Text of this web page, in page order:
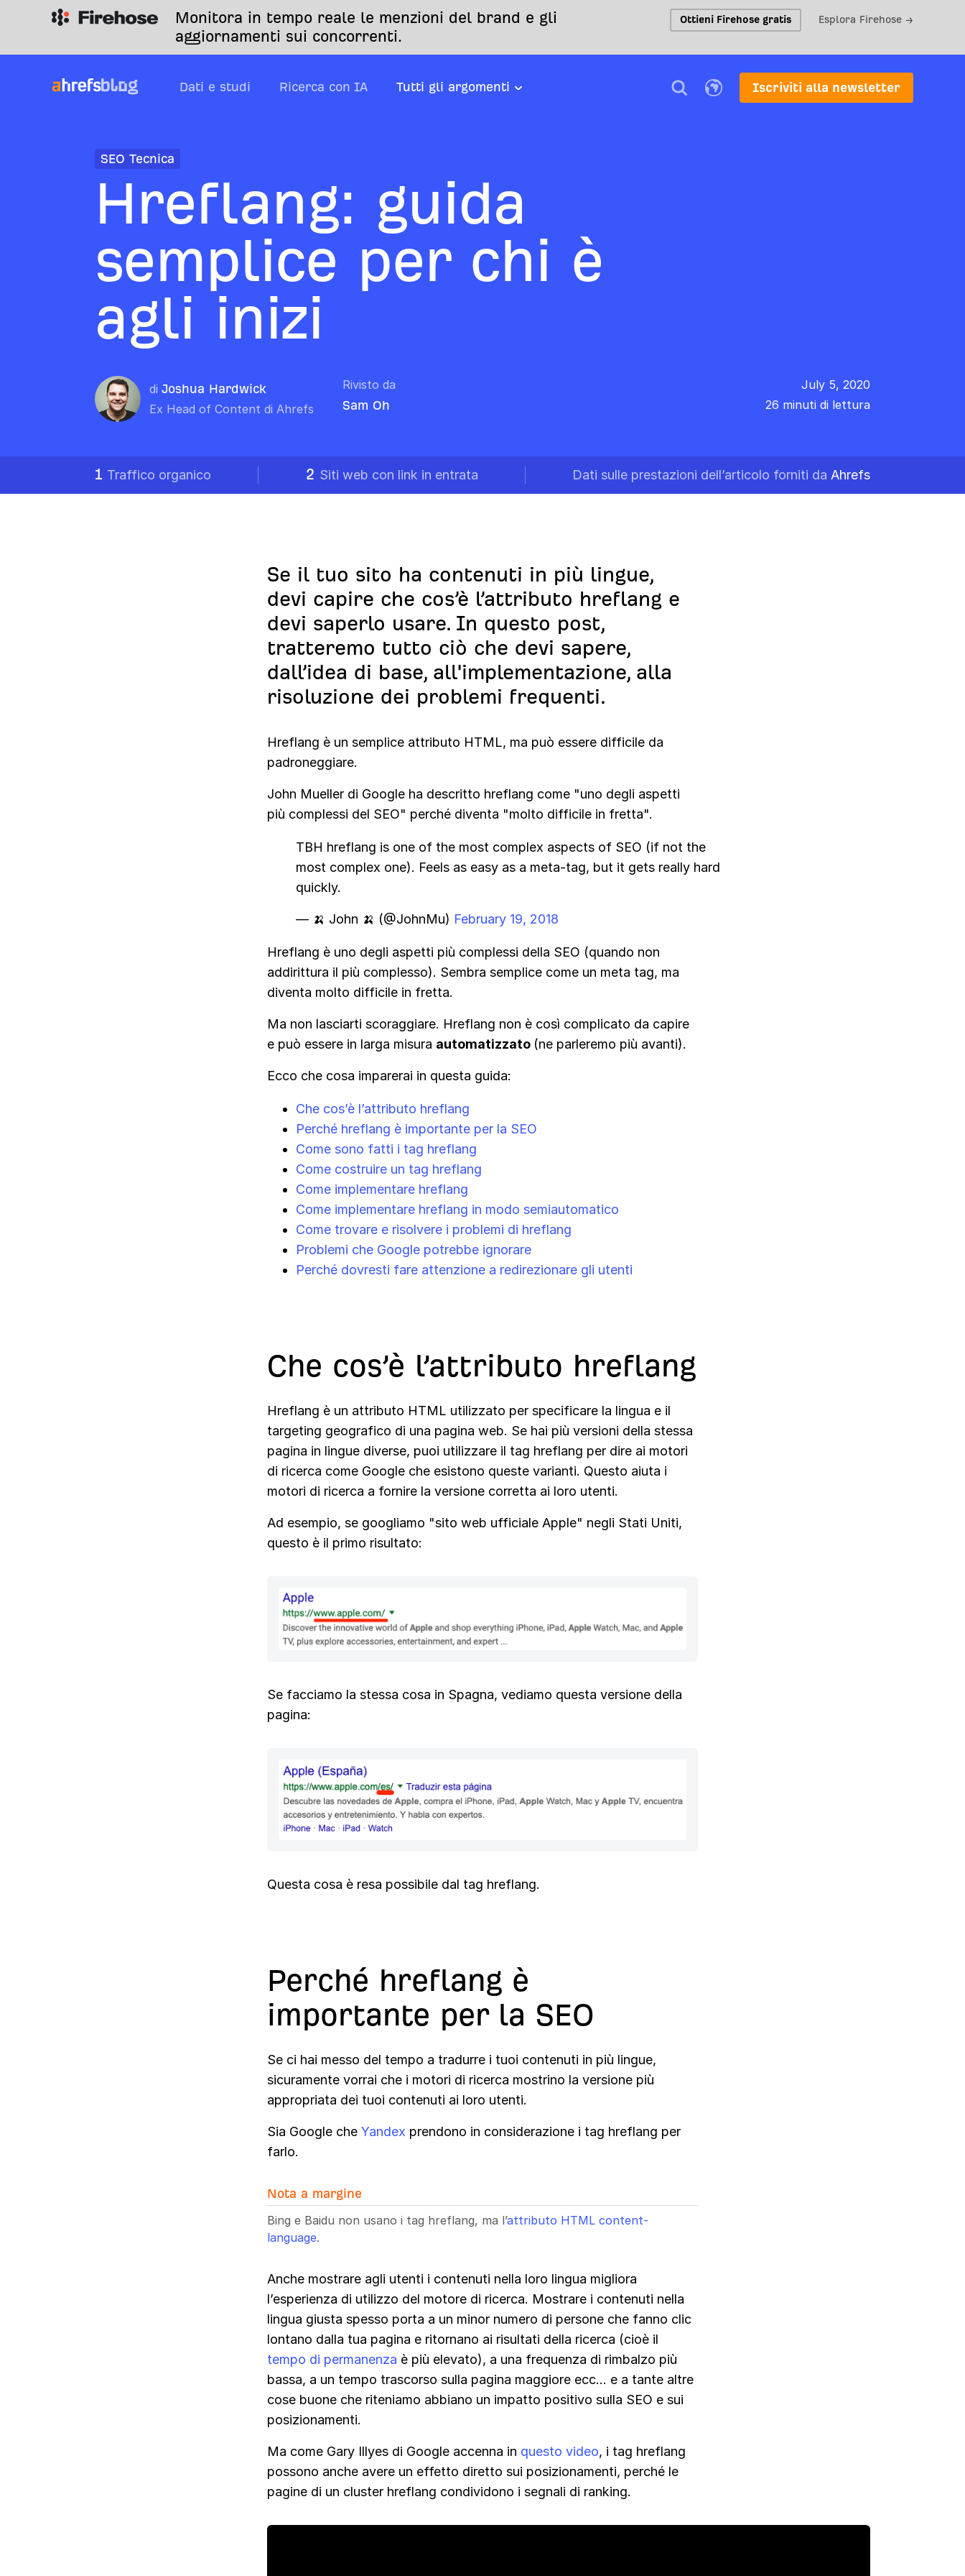
Monitora in tempo reale le menzioni del brand e gli
aggiornamenti sui concorrenti.
Ottieni Firehose gratis Esplora Firehose →
Dati e studi Ricerca con IA Tutti gli argomenti Iscriviti alla newsletter
SEO Tecnica
Hreflang: guida
semplice per chi è
agli inizi
di Joshua Hardwick
Ex Head of Content di Ahrefs
Rivisto da
Sam Oh
July 5, 2020
26 minuti di lettura
1 Traffico organico 2 Siti web con link in entrata Dati sulle prestazioni dell’articolo forniti da Ahrefs
Se il tuo sito ha contenuti in più lingue,
devi capire che cos’è l’attributo hreflang e
devi saperlo usare. In questo post,
tratteremo tutto ciò che devi sapere,
dall’idea di base, all'implementazione, alla
risoluzione dei problemi frequenti.
Hreflang è un semplice attributo HTML, ma può essere difficile da
padroneggiare.
John Mueller di Google ha descritto hreflang come "uno degli aspetti
più complessi del SEO" perché diventa "molto difficile in fretta".
TBH hreflang is one of the most complex aspects of SEO (if not the
most complex one). Feels as easy as a meta-tag, but it gets really hard
quickly.
— 🍌 John 🍌 (@JohnMu) February 19, 2018
Hreflang è uno degli aspetti più complessi della SEO (quando non
addirittura il più complesso). Sembra semplice come un meta tag, ma
diventa molto difficile in fretta.
Ma non lasciarti scoraggiare. Hreflang non è così complicato da capire
e può essere in larga misura automatizzato (ne parleremo più avanti).
Ecco che cosa imparerai in questa guida:
Che cos’è l’attributo hreflang
Perché hreflang è importante per la SEO
Come sono fatti i tag hreflang
Come costruire un tag hreflang
Come implementare hreflang
Come implementare hreflang in modo semiautomatico
Come trovare e risolvere i problemi di hreflang
Problemi che Google potrebbe ignorare
Perché dovresti fare attenzione a redirezionare gli utenti
Che cos’è l’attributo hreflang
Hreflang è un attributo HTML utilizzato per specificare la lingua e il
targeting geografico di una pagina web. Se hai più versioni della stessa
pagina in lingue diverse, puoi utilizzare il tag hreflang per dire ai motori
di ricerca come Google che esistono queste varianti. Questo aiuta i
motori di ricerca a fornire la versione corretta ai loro utenti.
Ad esempio, se googliamo "sito web ufficiale Apple" negli Stati Uniti,
questo è il primo risultato:
Se facciamo la stessa cosa in Spagna, vediamo questa versione della
pagina:
Questa cosa è resa possibile dal tag hreflang.
Perché hreflang è
importante per la SEO
Se ci hai messo del tempo a tradurre i tuoi contenuti in più lingue,
sicuramente vorrai che i motori di ricerca mostrino la versione più
appropriata dei tuoi contenuti ai loro utenti.
Sia Google che Yandex prendono in considerazione i tag hreflang per
farlo.
Nota a margine
Bing e Baidu non usano i tag hreflang, ma l’attributo HTML content-
language.
Anche mostrare agli utenti i contenuti nella loro lingua migliora
l’esperienza di utilizzo del motore di ricerca. Mostrare i contenuti nella
lingua giusta spesso porta a un minor numero di persone che fanno clic
lontano dalla tua pagina e ritornano ai risultati della ricerca (cioè il
tempo di permanenza è più elevato), a una frequenza di rimbalzo più
bassa, a un tempo trascorso sulla pagina maggiore ecc… e a tante altre
cose buone che riteniamo abbiano un impatto positivo sulla SEO e sui
posizionamenti.
Ma come Gary Illyes di Google accenna in questo video, i tag hreflang
possono anche avere un effetto diretto sui posizionamenti, perché le
pagine di un cluster hreflang condividono i segnali di ranking.